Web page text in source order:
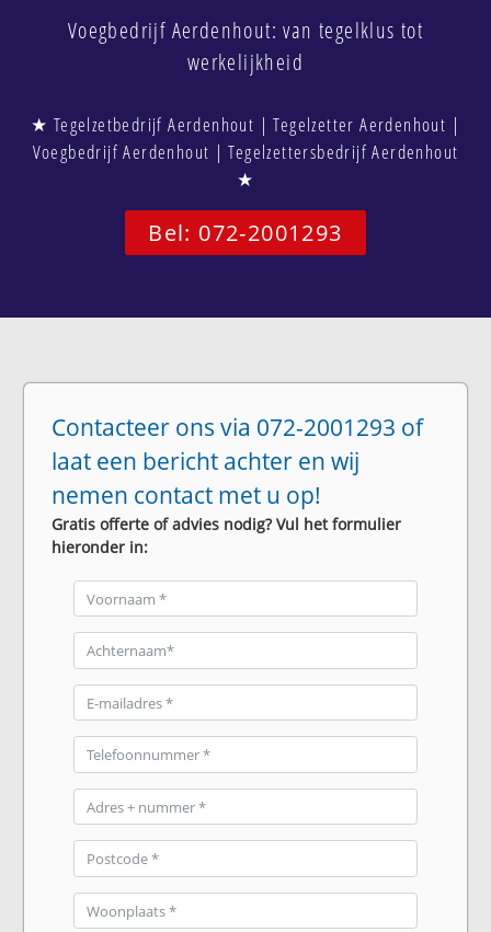
Voegbedrijf Aerdenhout: van tegelklus tot
werkelijkheid
★ Tegelzetbedrijf Aerdenhout | Tegelzetter Aerdenhout |
Voegbedrijf Aerdenhout | Tegelzettersbedrijf Aerdenhout
★
Bel: 072-2001293
Contacteer ons via 072-2001293 of
laat een bericht achter en wij
nemen contact met u op!
Gratis offerte of advies nodig? Vul het formulier
hieronder in: